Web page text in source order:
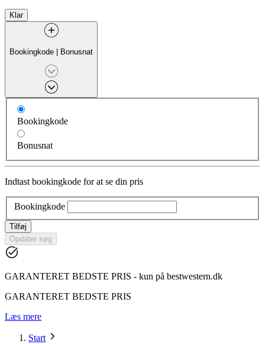
Klar
Bookingkode | Bonusnat
Bookingkode
Bonusnat
Indtast bookingkode for at se din pris
Bookingkode
Tilføj
Opdater søg
GARANTERET BEDSTE PRIS - kun på bestwestern.dk
GARANTERET BEDSTE PRIS
Læs mere
Start